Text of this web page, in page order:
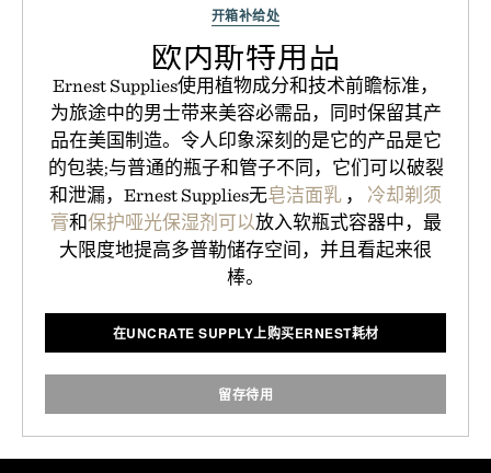
开箱补给处
欧内斯特用品
Ernest Supplies使用植物成分和技术前瞻标准，
为旅途中的男士带来美容必需品，同时保留其产
品在美国制造。令人印象深刻的是它的产品是它
的包装;与普通的瓶子和管子不同，它们可以破裂
和泄漏，Ernest Supplies无皂洁面乳 ， 冷却剃须
膏和保护哑光保湿剂可以放入软瓶式容器中，最
大限度地提高多普勒储存空间，并且看起来很
棒。
在UNCRATE SUPPLY上购买ERNEST耗材
留存待用